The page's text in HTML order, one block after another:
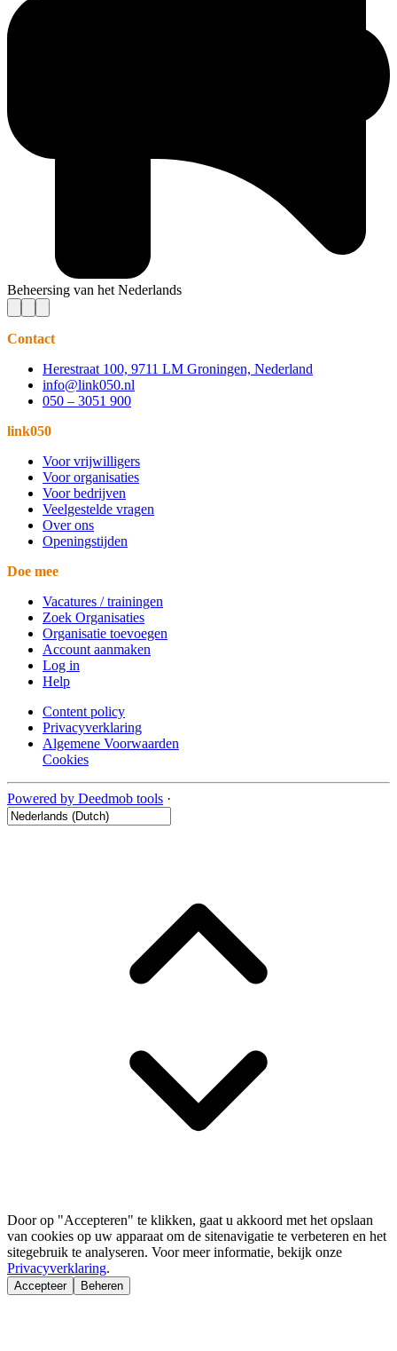
Beheersing van het Nederlands
Contact
Herestraat 100, 9711 LM Groningen, Nederland
info@link050.nl
050 – 3051 900
link050
Voor vrijwilligers
Voor organisaties
Voor bedrijven
Veelgestelde vragen
Over ons
Openingstijden
Doe mee
Vacatures / trainingen
Zoek Organisaties
Organisatie toevoegen
Account aanmaken
Log in
Help
Content policy
Privacyverklaring
Algemene Voorwaarden
Cookies
Powered by Deedmob tools ·
Door op "Accepteren" te klikken, gaat u akkoord met het opslaan
van cookies op uw apparaat om de sitenavigatie te verbeteren en het
sitegebruik te analyseren. Voor meer informatie, bekijk onze
Privacyverklaring.
Accepteer Beheren